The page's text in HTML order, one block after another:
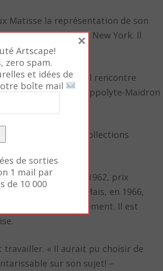
Matisse la représentation de son
d’art moderne de New York. Il
en Suisse, où il rencontre
au 46, rue Hippolyte-Maidron
entre ainsi dans les collections
de la sculpture en 1962, prix
France en 1965). Mais, en 1966,
meurt subitement. Il est
travailler. « Il aurait pu choisir de
sur son sujet! –
Artscape!
zero spam.
et idées de
boîte mail
de sorties
1 mail par
de 10 000
×